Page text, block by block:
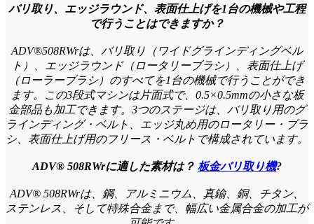
バリ取り、エッジラウンド、表面仕上げを1台の機械や工程
で行うことはできますか？
ADV®508RWrは、バリ取り（ワイドグラインディングベル
ト）、エッジラウンド（ロータリーブラシ）、表面仕上げ
（ローラーブラシ）のすべてを1台の機械で行うことができ
ます。この3段式マシンは片面式で、0.5×0.5mmの小さな板
金部品も加工できます。3つのステージは、バリ取り用のグ
ラインディング・ベルト、エッジ丸め用のロータリー・ブラ
シ、表面仕上げ用のフリース・ベルトで構成されています。
ADV® 508RWrに適した素材は？ 板金バリ取り機?
ADV® 508RWrは、鋼、アルミニウム、真鍮、銅、チタン、
ステンレス、そして特殊合金まで、幅広い金属合金の加工が